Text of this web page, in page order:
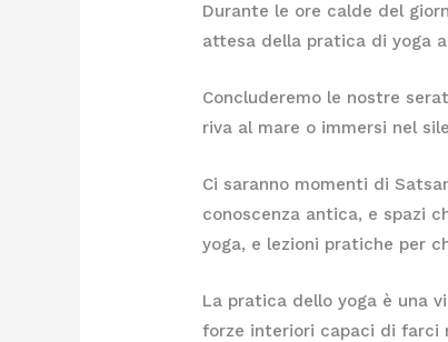
Durante le ore calde del
attesa della pratica di yoga
Concluderemo le nostre
riva al mare o immersi nel
Ci saranno momenti di
conoscenza antica, e spazi
yoga, e lezioni pratiche per
La pratica dello yoga è una
forze interiori capaci di farci